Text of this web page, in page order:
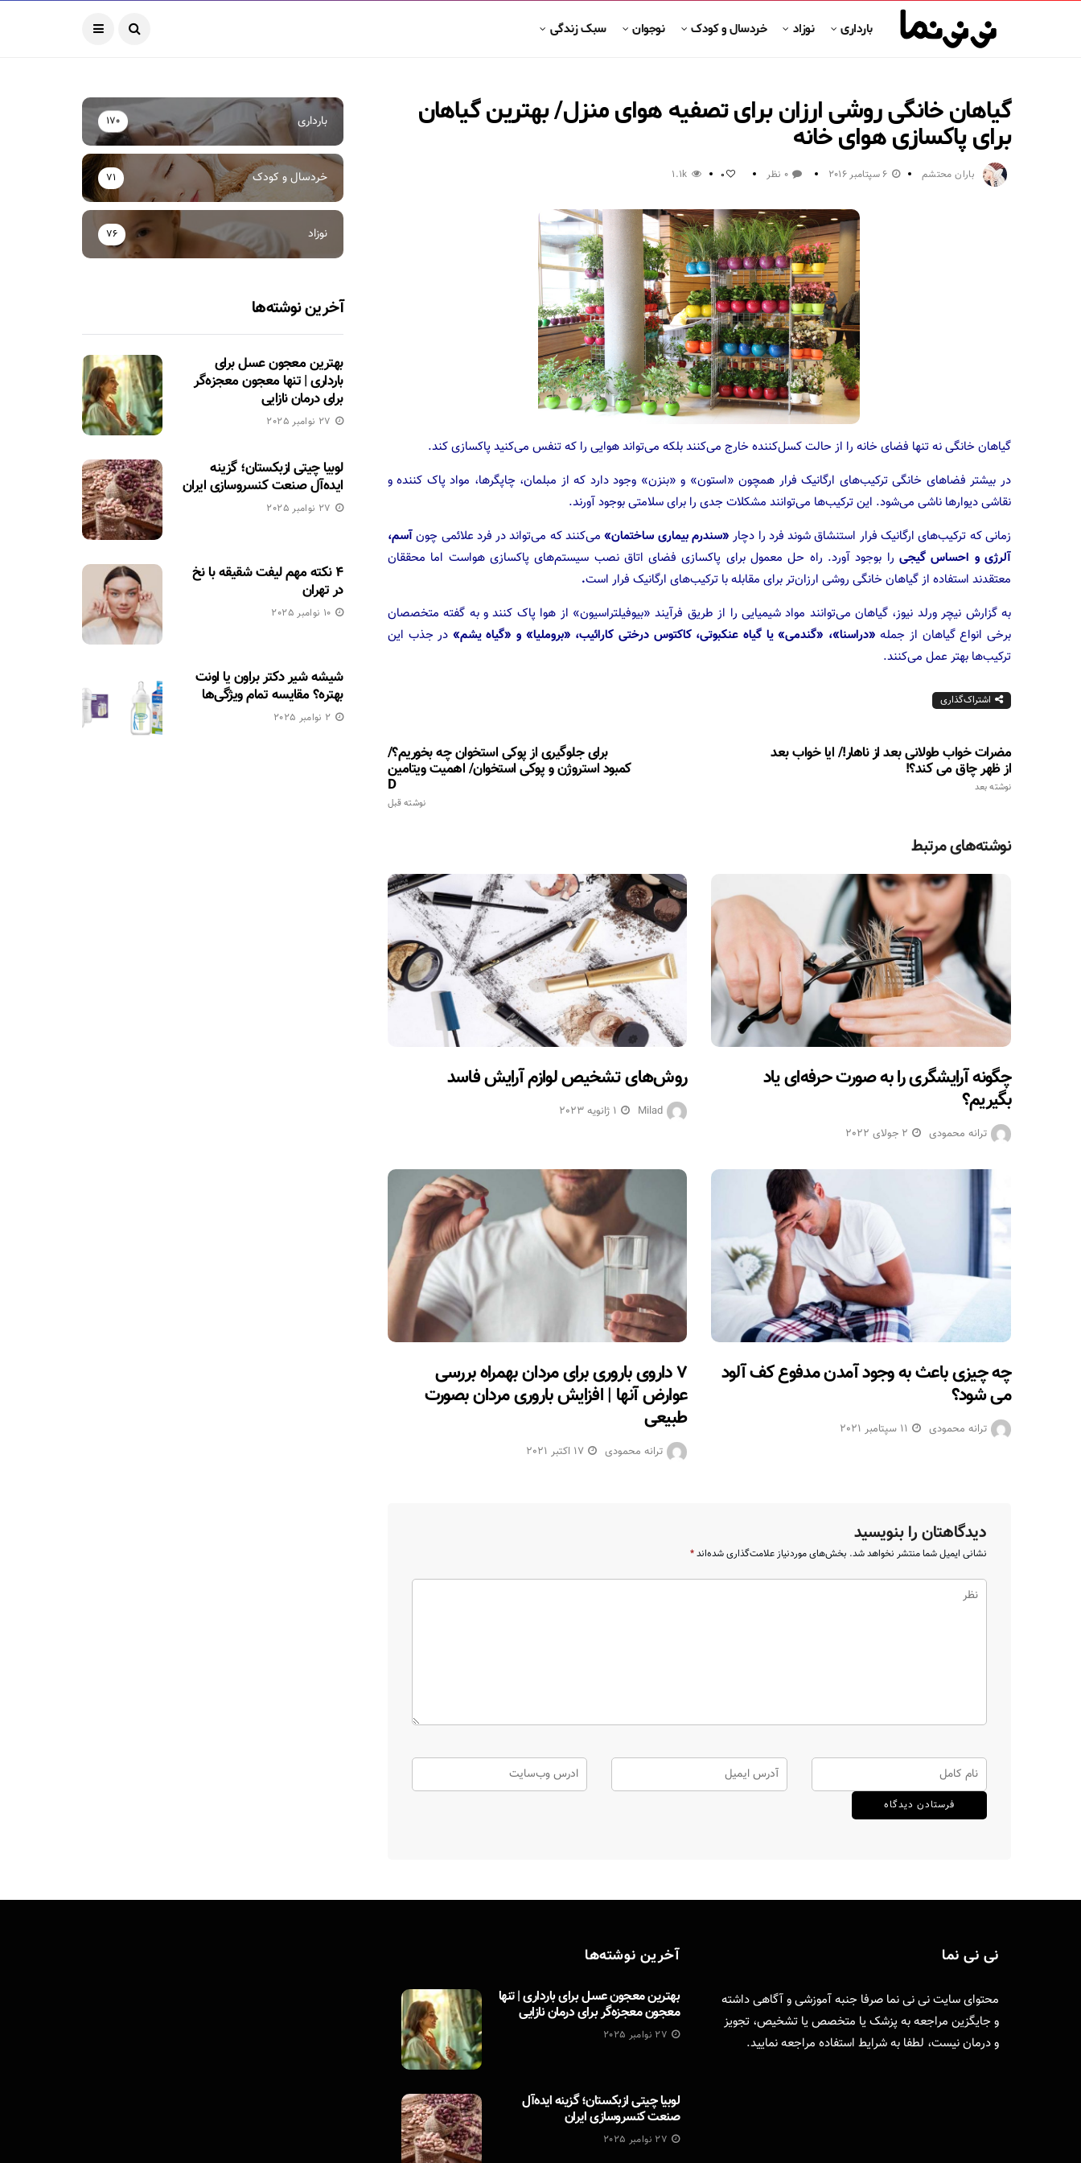
بارداری نوزاد خردسال و کودک نوجوان سبک زندگی
گیاهان خانگی روشی ارزان برای تصفیه هوای منزل/ بهترین گیاهان
برای پاکسازی هوای خانه
باران محتشم 6 سپتامبر 2016 0 نظر 0
1.1k
گیاهان خانگی نه تنها فضای خانه را از حالت کسل‌کننده خارج می‌کنند بلکه می‌تواند هوایی را که تنفس می‌کنید پاکسازی کند.
در بیشتر فضاهای خانگی ترکیب‌های ارگانیک فرار همچون «استون» و «بنزن» وجود دارد که از مبلمان، چاپگرها، مواد پاک کننده و
نقاشی دیوارها ناشی می‌شود. این ترکیب‌ها می‌توانند مشکلات جدی را برای سلامتی بوجود آورند.
زمانی که ترکیب‌های ارگانیک فرار استنشاق شوند فرد را دچار «سندرم بیماری ساختمان»می‌کنند که می‌تواند در فرد علائمی چونآسم،
آلرژی و احساس گیجیرا بوجود آورد. راه حل معمول برای پاکسازی فضای اتاق نصب سیستم‌های پاکسازی هواست اما محققان
معتقدند استفاده از گیاهان خانگی روشی ارزان‌تر برای مقابله با ترکیب‌های ارگانیک فرار است.
به گزارش نیچر ورلد نیوز، گیاهان می‌توانند مواد شیمیایی را از طریق فرآیند «بیوفیلتراسیون» از هوا پاک کنند و به گفته متخصصان
برخی انواع گیاهان از جمله «دراسنا»، «گندمی» یا گیاه عنکبوتی، کاکتوس درختی کارائیب، «بروملیا» و «گیاه یشم» در جذب این
ترکیب‌ها بهتر عمل می‌کنند.
اشتراک‌گذاری
برای جلوگیری از پوکی استخوان چه بخوریم؟/
کمبود استروژن و پوکی استخوان/ اهمیت ویتامین
D
نوشته قبل
مضرات خواب طولانی بعد از ناهار!/ ایا خواب بعد
از ظهر چاق می کند؟!
نوشته بعد
نوشته‌های مرتبط
روش‌های تشخیص لوازم آرایش فاسد
Milad 1 ژانویه 2023
چگونه آرایشگری را به صورت حرفه‌ای یاد
بگیریم؟
ترانه محمودی 2 جولای 2022
۷ داروی باروری برای مردان بهمراه بررسی
عوارض آنها | افزایش باروری مردان بصورت
طبیعی
ترانه محمودی 17 اکتبر 2021
چه چیزی باعث به وجود آمدن مدفوع کف آلود
می شود؟
ترانه محمودی 11 سپتامبر 2021
دیدگاهتان را بنویسید
نشانی ایمیل شما منتشر نخواهد شد. بخش‌های موردنیاز علامت‌گذاری شده‌اند*
بارداری 170
خردسال و کودک 71
نوزاد 76
آخرین نوشته‌ها
بهترین معجون عسل برای
بارداری | تنها معجون معجزه‌گر
برای درمان نازایی
27 نوامبر 2025
لوبیا چیتی ازبکستان؛ گزینه
ایده‌آل صنعت کنسروسازی ایران
27 نوامبر 2025
۴ نکته مهم لیفت شقیقه با نخ
در تهران
10 نوامبر 2025
شیشه شیر دکتر براون یا اونت
بهتره؟ مقایسه تمام ویژگی‌ها
2 نوامبر 2025
نی نی نما
محتوای سایت نی نی نما صرفا جنبه آموزشی و آگاهی داشته
و جایگزین مراجعه به پزشک یا متخصص یا تشخیص، تجویز
و درمان نیست، لطفا بهشرایط استفاده مراجعه نمایید.
آخرین نوشته‌ها
بهترین معجون عسل برای بارداری | تنها
معجون معجزه‌گر برای درمان نازایی
27 نوامبر 2025
لوبیا چیتی ازبکستان؛ گزینه ایده‌آل
صنعت کنسروسازی ایران
27 نوامبر 2025